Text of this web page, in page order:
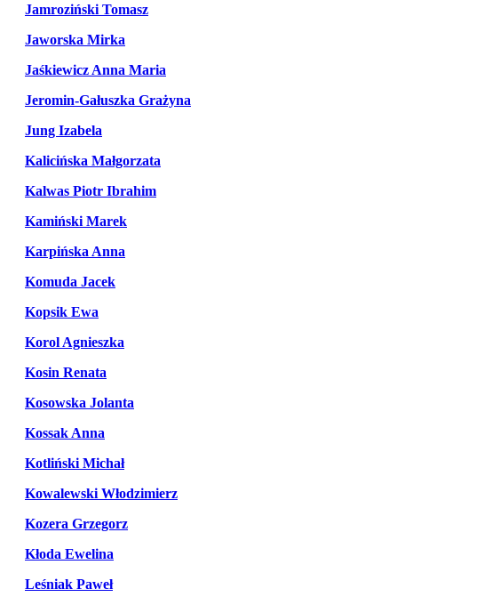
Jamroziński Tomasz
Jaworska Mirka
Jaśkiewicz Anna Maria
Jeromin-Gałuszka Grażyna
Jung Izabela
Kalicińska Małgorzata
Kalwas Piotr Ibrahim
Kamiński Marek
Karpińska Anna
Komuda Jacek
Kopsik Ewa
Korol Agnieszka
Kosin Renata
Kosowska Jolanta
Kossak Anna
Kotliński Michał
Kowalewski Włodzimierz
Kozera Grzegorz
Kłoda Ewelina
Leśniak Paweł